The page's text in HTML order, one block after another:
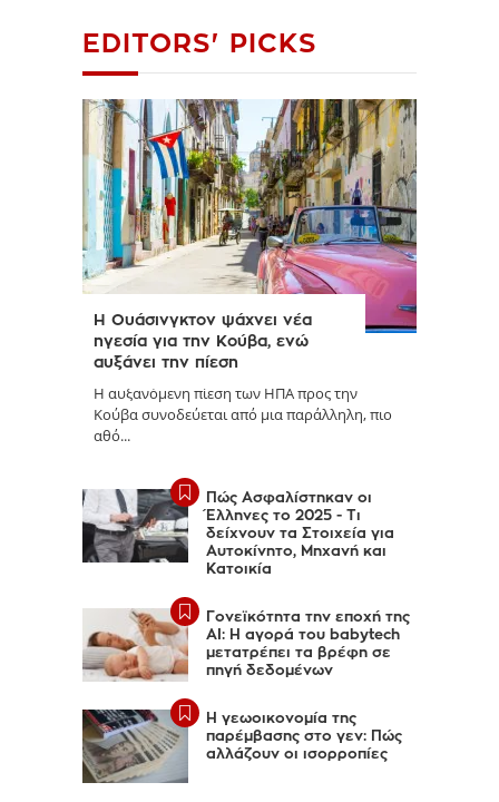
EDITORS' PICKS
Η Ουάσινγκτον ψάχνει νέα
ηγεσία για την Κούβα, ενώ
αυξάνει την πίεση
Η αυξανόμενη πίεση των ΗΠΑ προς την
Κούβα συνοδεύεται από μια παράλληλη, πιο
αθό...
Πώς Ασφαλίστηκαν οι
Έλληνες το 2025 - Τι
δείχνουν τα Στοιχεία για
Αυτοκίνητο, Μηχανή και
Κατοικία
Γονεϊκότητα την εποχή της
AI: Η αγορά του babytech
μετατρέπει τα βρέφη σε
πηγή δεδομένων
Η γεωοικονομία της
παρέμβασης στο γεν: Πώς
αλλάζουν οι ισορροπίες